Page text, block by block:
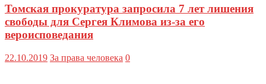
Томская прокуратура запросила 7 лет лишения
свободы для Сергея Климова из-за его
вероисповедания
22.10.2019 За права человека 0